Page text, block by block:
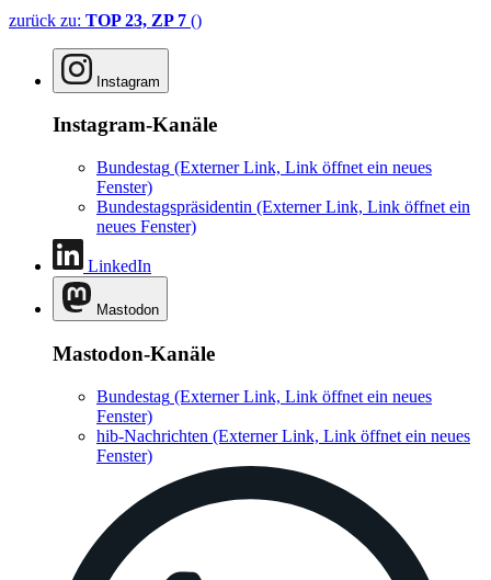
zurück zu: TOP 23, ZP 7 ()
Instagram
Instagram-Kanäle
Bundestag (Externer Link, Link öffnet ein neues
Fenster)
Bundestagspräsidentin (Externer Link, Link öffnet ein
neues Fenster)
LinkedIn
Mastodon
Mastodon-Kanäle
Bundestag (Externer Link, Link öffnet ein neues
Fenster)
hib-Nachrichten (Externer Link, Link öffnet ein neues
Fenster)